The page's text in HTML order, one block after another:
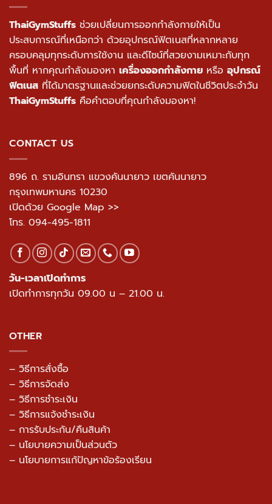
ThaiGymStuffs ช่วยเปลี่ยนการออกกำลังกายให้เป็น
ประสบการณ์ที่เหนือกว่า ด้วยอุปกรณ์ฟิตเนสที่หลากหลาย
ครอบคลุมทุกระดับการใช้งาน และดีไซน์ที่สวยงามเหมาะกับทุก
พื้นที่ หากคุณกำลังมองหา เครื่องออกกำลังกาย หรือ อุปกรณ์
ฟิตเนส ที่ได้มาตรฐานและช่วยยกระดับความฟิตในชีวิตประจำวัน
ThaiGymStuffs คือคำตอบที่คุณกำลังมองหา!
CONTACT US
896 ถ. รามอินทรา แขวงคันนายาว เขตคันนายาว
กรุงเทพมหานคร 10230
เปิดด้วย Google Map >>
โทร. 094-495-1811
วัน-เวลาเปิดทำการ
เปิดทำการทุกวัน 09.00 น – 21.00 น.
OTHER
– วิธีการสั่งซื้อ
– วิธีการจัดส่ง
– วิธีการชำระเงิน
– วิธีการแจ้งชำระเงิน
– การรับประกัน/คืนสินค้า
– นโยบายความเป็นส่วนตัว
– นโยบายการแก้ปัญหาข้อร้องเรียน